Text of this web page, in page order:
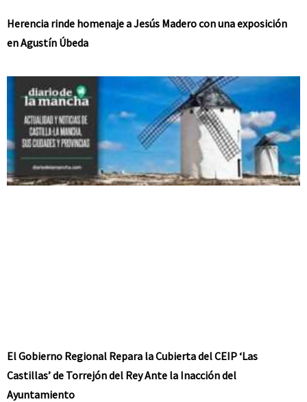
Herencia rinde homenaje a Jesús Madero con una exposición
en Agustín Úbeda
El Gobierno Regional Repara la Cubierta del CEIP ‘Las
Castillas’ de Torrejón del Rey Ante la Inacción del
Ayuntamiento